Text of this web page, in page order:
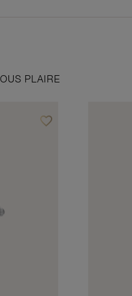
PLAIRE
favorite_borderAjouter à vos favoris